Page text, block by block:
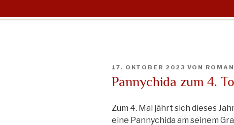
VERÖFFENTLICHT
17. OKTOBER 2023 VON
Pannychida zum 4.
Zum 4. Mal jährt sich dieses
eine Pannychida am seinem